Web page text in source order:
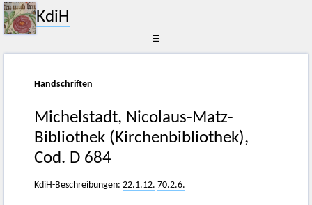
KdiH
☰
Handschriften
Michelstadt, Nicolaus-Matz-
Bibliothek (Kirchenbibliothek),
Cod. D 684
KdiH-Beschreibungen:22.1.12. 70.2.6.